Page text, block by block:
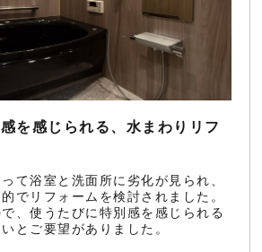
を感じられる、水まわりリフ
て浴室と洗面所に劣化が見られ、
でリフォームを検討されました。
、使うたびに特別感を感じられる
とご要望がありました。